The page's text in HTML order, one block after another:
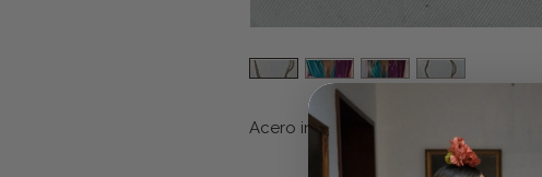
Acero inoxidable. Ajustable 40cm+5cm